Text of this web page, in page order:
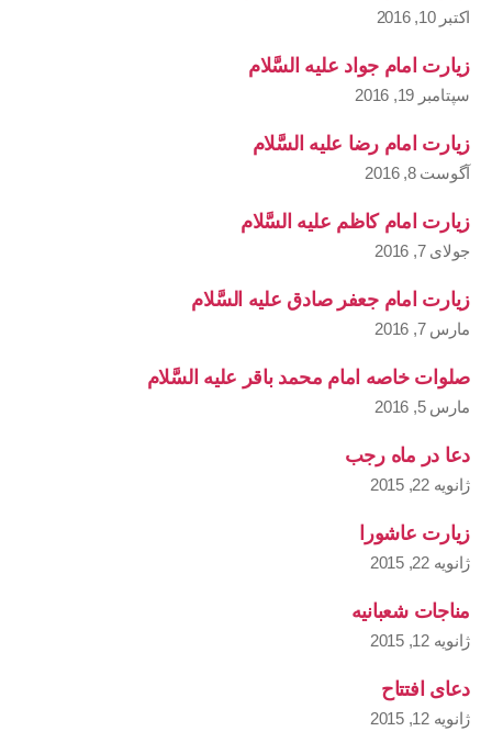
اکتبر 10, 2016
زیارت امام جواد علیه السَّلام
سپتامبر 19, 2016
زیارت امام رضا علیه السَّلام
آگوست 8, 2016
زیارت امام کاظم علیه السَّلام
جولای 7, 2016
زیارت امام جعفر صادق علیه السَّلام
مارس 7, 2016
صلوات خاصه امام محمد باقر علیه السَّلام
مارس 5, 2016
دعا در ماه رجب
ژانویه 22, 2015
زیارت عاشورا
ژانویه 22, 2015
مناجات شعبانیه
ژانویه 12, 2015
دعای افتتاح
ژانویه 12, 2015